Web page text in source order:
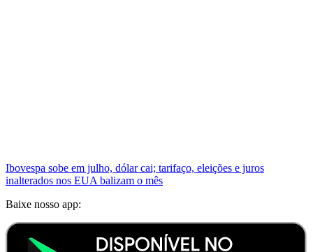
Ibovespa sobe em julho, dólar cai; tarifaço, eleições e juros
inalterados nos EUA balizam o mês
Baixe nosso app: